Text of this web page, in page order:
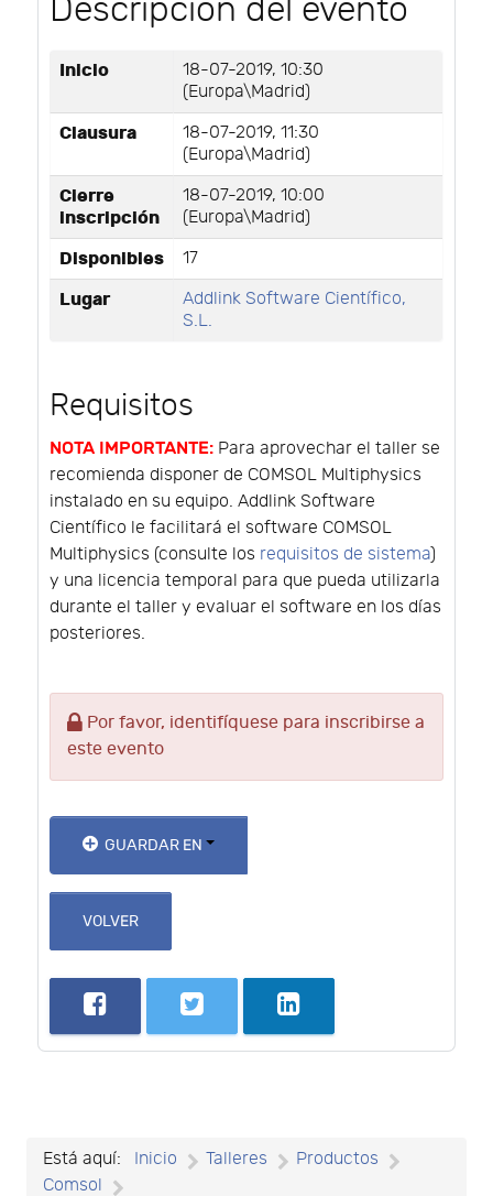
Descripción del evento
Inicio
18-07-2019, 10:30
(Europa\Madrid)
Clausura
18-07-2019, 11:30
(Europa\Madrid)
Cierre
inscripción
18-07-2019, 10:00
(Europa\Madrid)
Disponibles 17
Lugar
Addlink Software Científico,
S.L.
Requisitos
NOTA IMPORTANTE: Para aprovechar el taller se
recomienda disponer de COMSOL Multiphysics
instalado en su equipo. Addlink Software
Científico le facilitará el software COMSOL
Multiphysics (consulte los requisitos de sistema)
y una licencia temporal para que pueda utilizarla
durante el taller y evaluar el software en los días
posteriores.
Por favor, identifíquese para inscribirse a
este evento
GUARDAR EN
VOLVER
Está aquí: Inicio Talleres
Productos
Comsol